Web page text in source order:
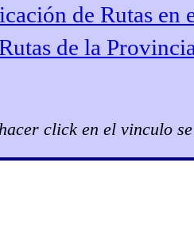
de Rutas en
de la
click en el vinculo